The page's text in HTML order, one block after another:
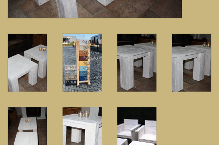
buy-gift-card
Zuilen & Pilaren